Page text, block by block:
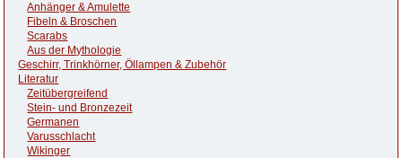
Anhänger & Amulette
Fibeln & Broschen
Scarabs
Aus der Mythologie
Geschirr, Trinkhörner, Öllampen & Zubehör
Literatur
Zeitübergreifend
Stein- und Bronzezeit
Germanen
Varusschlacht
Wikinger